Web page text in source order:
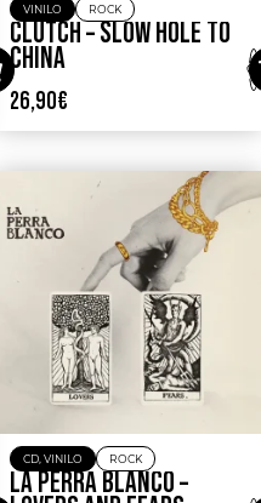
VINILO ROCK
CLUTCH – SLOW HOLE TO
CHINA
26,90€
CD, VINILO ROCK
LA PERRA BLANCO –